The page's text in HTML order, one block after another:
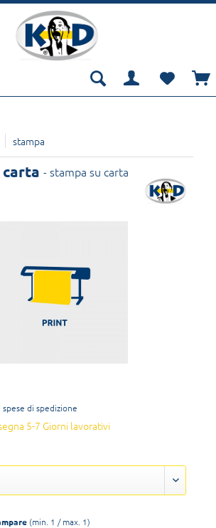
stampa
carta - stampa su carta
spese di spedizione
5-7 Giorni lavorativi
(min. 1 / max. 1)